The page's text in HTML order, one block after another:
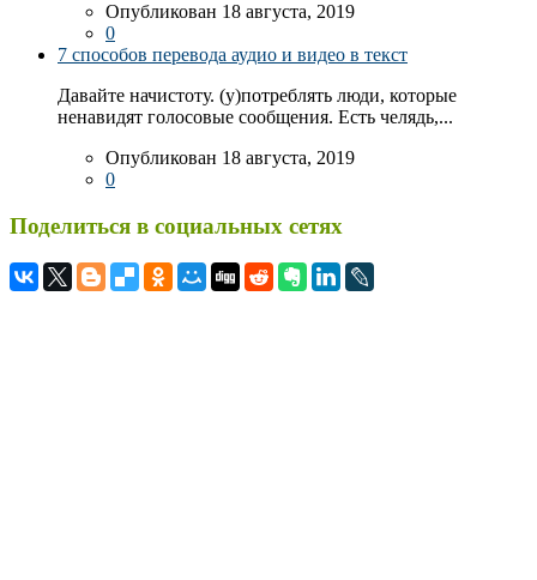
Опубликован 18 августа, 2019
0
7 способов перевода аудио и видео в текст
Давайте начистоту. (у)потреблять люди, которые
ненавидят голосовые сообщения. Есть челядь,...
Опубликован 18 августа, 2019
0
Поделиться в социальных сетях